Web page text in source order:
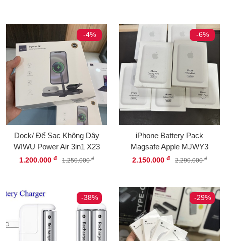
-4%
Dock/ Đế Sạc Không Dây
WIWU Power Air 3in1 X23
1.200.000 đ 1.250.000đ
-6%
iPhone Battery Pack
Magsafe Apple MJWY3
2.150.000 đ 2.290.000đ
-38% -29%